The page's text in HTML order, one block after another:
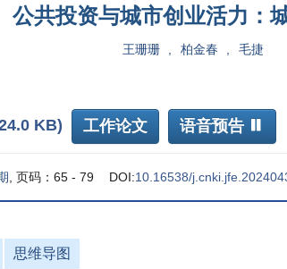
公共投资与城市创业活力：
王珊珊 柏金春 毛捷
KB) 工作论文 语音预告
, 页码：65 - 79 DOI:10.16538/
思维导图